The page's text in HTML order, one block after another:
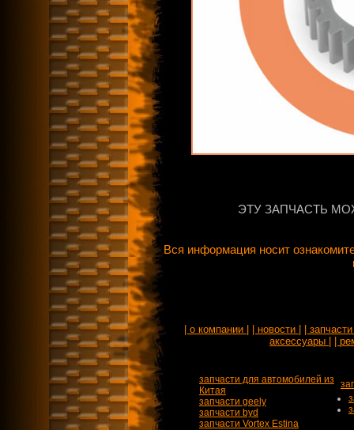
ЭТУ ЗАПЧАСТЬ
Вся информация носит
| о компании | | новости |
|
аксессуары |
|
запчасти для автомобилей из
Китая
запчасти geely
запчасти byd
запчасти Vortex Estina